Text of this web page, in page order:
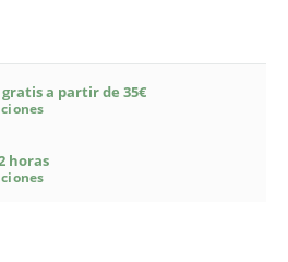
a partir de 35€
horas